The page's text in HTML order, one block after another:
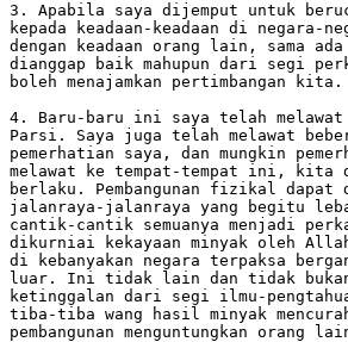
3. Apabila saya dijemput untuk
kepada keadaan-keadaan di negara-
dengan keadaan orang lain, sama
dianggap baik mahupun dari segi
boleh menajamkan pertimbangan kita.
4. Baru-baru ini saya telah melawat
Parsi. Saya juga telah melawat
pemerhatian saya, dan mungkin
melawat ke tempat-tempat ini, kita
berlaku. Pembangunan fizikal
jalanraya-jalanraya yang begitu
cantik-cantik semuanya menjadi
dikurniai kekayaan minyak oleh
di kebanyakan negara terpaksa
luar. Ini tidak lain dan tidak
ketinggalan dari segi ilmu-
tiba-tiba wang hasil minyak
pembangunan menguntungkan orang